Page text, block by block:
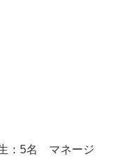
：5名 マネージ